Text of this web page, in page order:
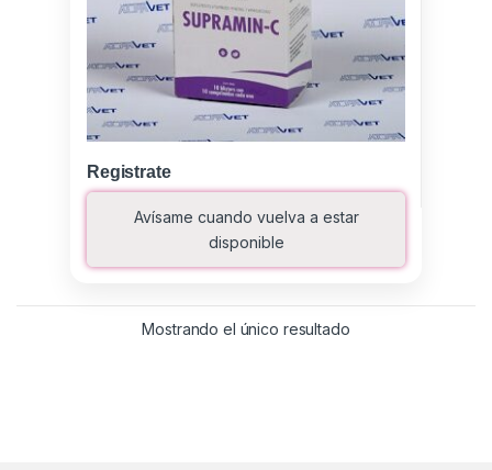
Registrate
Avísame cuando vuelva a estar
disponible
Mostrando el único resultado